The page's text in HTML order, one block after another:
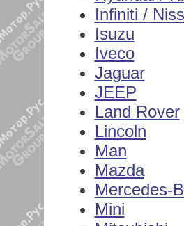
Infiniti /
Isuzu
Iveco
Jaguar
JEEP
Land Rover
Lincoln
Man
Mazda
Mercedes-
Mini